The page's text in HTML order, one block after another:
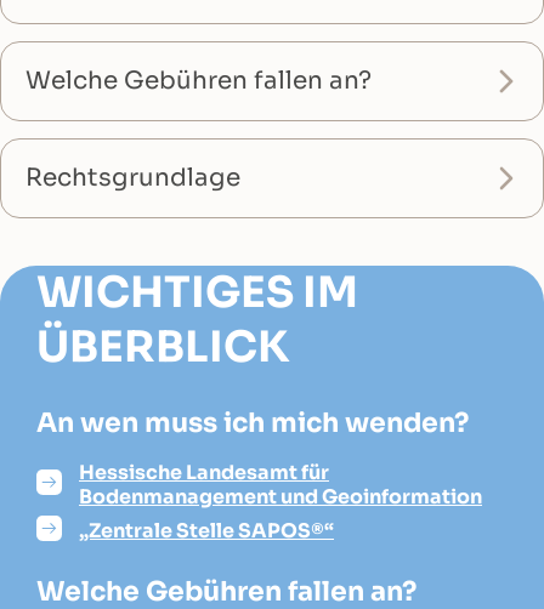
Welche Gebühren fallen an?
Rechtsgrundlage
WICHTIGES IM
ÜBERBLICK
An wen muss ich mich wenden?
Hessische Landesamt für
Bodenmanagement und Geoinformation
„Zentrale Stelle SAPOS®“
Welche Gebühren fallen an?